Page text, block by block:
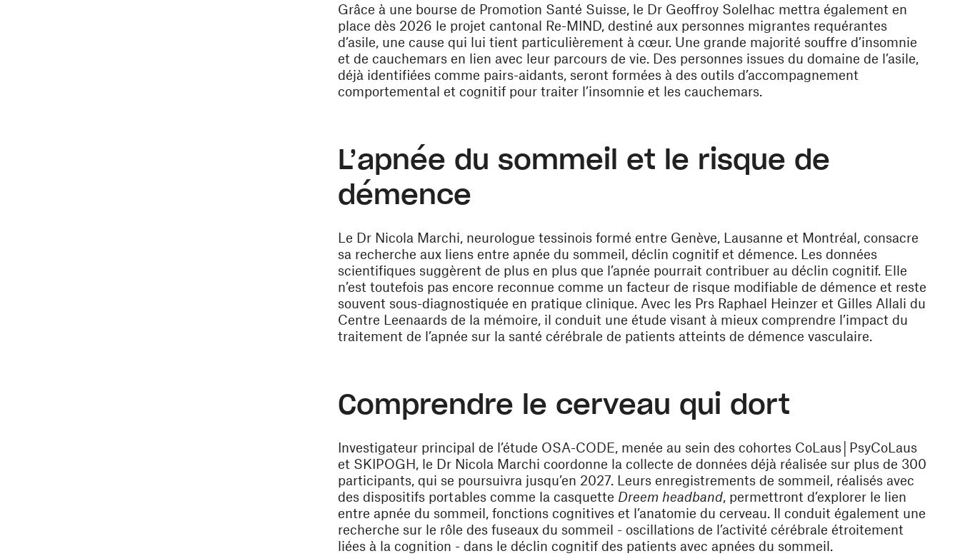
Grâce à une bourse de Promotion Santé Suisse, le Dr Geoffroy Solelhac mettra également en
place dès 2026 le projet cantonal Re-MIND, destiné aux personnes migrantes requérantes
d’asile, une cause qui lui tient particulièrement à cœur. Une grande majorité souffre d’insomnie
et de cauchemars en lien avec leur parcours de vie. Des personnes issues du domaine de l’asile,
déjà identifiées comme pairs-aidants, seront formées à des outils d’accompagnement
comportemental et cognitif pour traiter l’insomnie et les cauchemars.
L’apnée du sommeil et le risque de
démence
Le Dr Nicola Marchi, neurologue tessinois formé entre Genève, Lausanne et Montréal, consacre
sa recherche aux liens entre apnée du sommeil, déclin cognitif et démence. Les données
scientifiques suggèrent de plus en plus que l’apnée pourrait contribuer au déclin cognitif. Elle
n’est toutefois pas encore reconnue comme un facteur de risque modifiable de démence et reste
souvent sous-diagnostiquée en pratique clinique. Avec les Prs Raphael Heinzer et Gilles Allali du
Centre Leenaards de la mémoire, il conduit une étude visant à mieux comprendre l’impact du
traitement de l’apnée sur la santé cérébrale de patients atteints de démence vasculaire.
Comprendre le cerveau qui dort
Investigateur principal de l’étude OSA-CODE, menée au sein des cohortes CoLaus│PsyCoLaus
et SKIPOGH, le Dr Nicola Marchi coordonne la collecte de données déjà réalisée sur plus de 300
participants, qui se poursuivra jusqu’en 2027. Leurs enregistrements de sommeil, réalisés avec
des dispositifs portables comme la casquette Dreem headband, permettront d’explorer le lien
entre apnée du sommeil, fonctions cognitives et l’anatomie du cerveau. Il conduit également une
recherche sur le rôle des fuseaux du sommeil - oscillations de l’activité cérébrale étroitement
liées à la cognition - dans le déclin cognitif des patients avec apnées du sommeil.